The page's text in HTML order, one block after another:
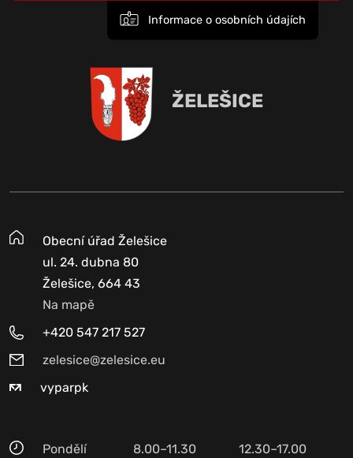
Informace o osobních údajích
ŽELEŠICE
Obecní úřad Želešice
ul. 24. dubna 80
Želešice, 664 43
Na mapě
+420 547 217 527
zelesice@zelesice.eu
vyparpk
Pondělí 8.00–11.30
12.30–17.00